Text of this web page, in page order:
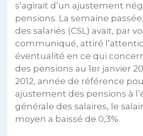
s’agirait d’un ajustement
pensions. La semaine
des salariés (CSL) avait, par
communiqué, attiré
éventualité en ce qui
des pensions au 1er janvier
2012, année de référence
ajustement des pensions à
générale des salaires, le
moyen a baissé de 0,3%.